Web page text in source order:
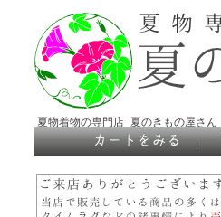
夏物着物の専門店 夏のきもの屋さん
｜